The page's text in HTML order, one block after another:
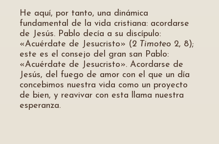
He aquí, por tanto, una dinámica
fundamental de la vida cristiana: acordarse
de Jesús. Pablo decía a su discípulo:
«Acuérdate de Jesucristo» (2 Timoteo 2, 8);
este es el consejo del gran san Pablo:
«Acuérdate de Jesucristo». Acordarse de
Jesús, del fuego de amor con el que un día
concebimos nuestra vida como un proyecto
de bien, y reavivar con esta llama nuestra
esperanza.